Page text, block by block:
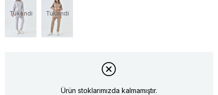
Tükendi Tükendi
Ürün stoklarımızda kalmamıştır.